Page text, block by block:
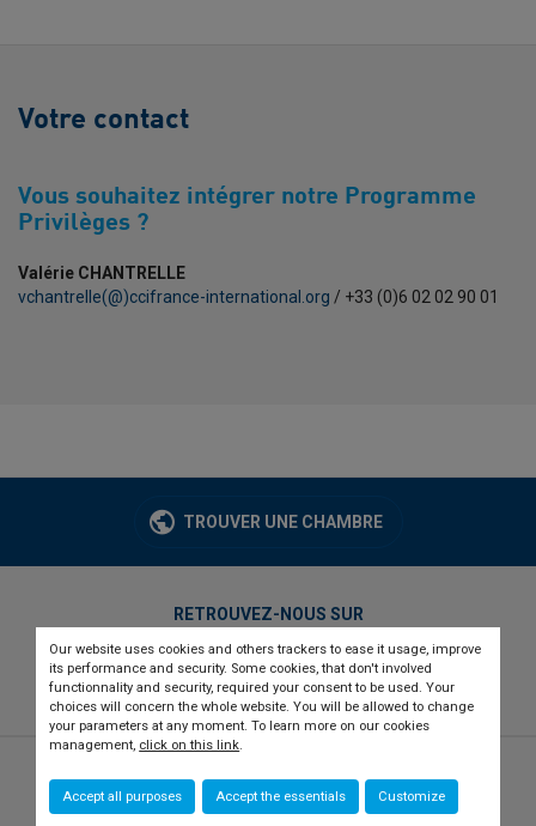
Our website uses cookies and others trackers to ease it usage, improve
its performance and security. Some cookies, that don't involved
functionnality and security, required your consent to be used. Your
choices will concern the whole website. You will be allowed to change
your parameters at any moment. To learn more on our cookies
management, click on this link.
Accept all purposes Accept the essentials Customize
Votre contact
Vous souhaitez intégrer notre Programme
Privilèges ?
Valérie CHANTRELLE
vchantrelle(@)ccifrance-international.org / +33 (0)6 02 02 90 01
TROUVER UNE CHAMBRE
RETROUVEZ-NOUS SUR
twitterlinkedinyoutube
Qui sommes-nous ?
Recrutement Presse Contact